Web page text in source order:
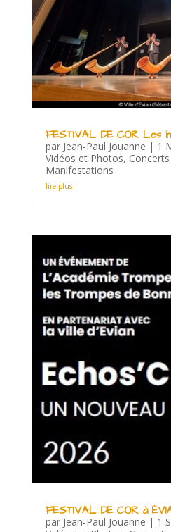
FESTIVAL DE COR Les
par Jean-Paul Jouanne | 1
Vidéos et Photos,
Manifestations
lire plus
FESTIVAL DE COR à
par Jean-Paul Jouanne | 1